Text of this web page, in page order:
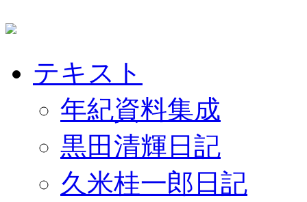
テキスト
年紀資料集成
黒田清輝日記
久米桂一郎日記